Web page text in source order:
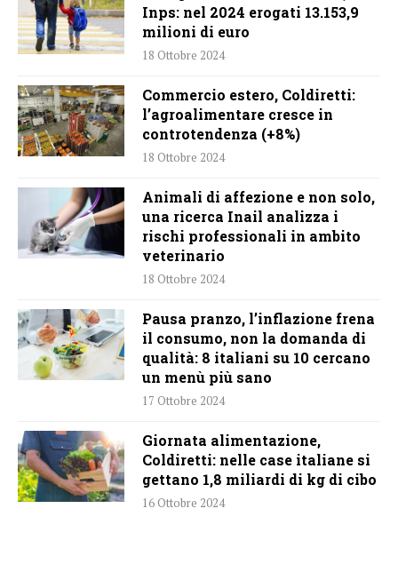
Inps: nel 2024 erogati 13.153,9
milioni di euro
18 Ottobre 2024
Commercio estero, Coldiretti:
l’agroalimentare cresce in
controtendenza (+8%)
18 Ottobre 2024
Animali di affezione e non solo,
una ricerca Inail analizza i
rischi professionali in ambito
veterinario
18 Ottobre 2024
Pausa pranzo, l’inflazione frena
il consumo, non la domanda di
qualità: 8 italiani su 10 cercano
un menù più sano
17 Ottobre 2024
Giornata alimentazione,
Coldiretti: nelle case italiane si
gettano 1,8 miliardi di kg di cibo
16 Ottobre 2024